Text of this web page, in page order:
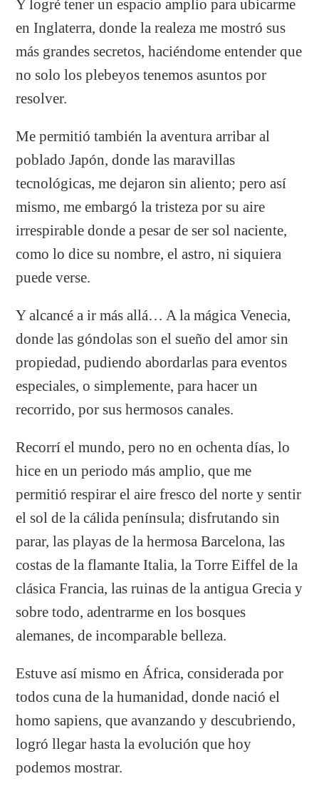
Y logré tener un espacio amplio para ubicarme
en Inglaterra, donde la realeza me mostró sus
más grandes secretos, haciéndome entender que
no solo los plebeyos tenemos asuntos por
resolver.
Me permitió también la aventura arribar al
poblado Japón, donde las maravillas
tecnológicas, me dejaron sin aliento; pero así
mismo, me embargó la tristeza por su aire
irrespirable donde a pesar de ser sol naciente,
como lo dice su nombre, el astro, ni siquiera
puede verse.
Y alcancé a ir más allá… A la mágica Venecia,
donde las góndolas son el sueño del amor sin
propiedad, pudiendo abordarlas para eventos
especiales, o simplemente, para hacer un
recorrido, por sus hermosos canales.
Recorrí el mundo, pero no en ochenta días, lo
hice en un periodo más amplio, que me
permitió respirar el aire fresco del norte y sentir
el sol de la cálida península; disfrutando sin
parar, las playas de la hermosa Barcelona, las
costas de la flamante Italia, la Torre Eiffel de la
clásica Francia, las ruinas de la antigua Grecia y
sobre todo, adentrarme en los bosques
alemanes, de incomparable belleza.
Estuve así mismo en África, considerada por
todos cuna de la humanidad, donde nació el
homo sapiens, que avanzando y descubriendo,
logró llegar hasta la evolución que hoy
podemos mostrar.